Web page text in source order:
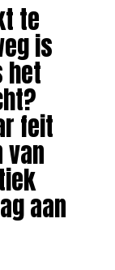
te
is
het
feit
aan